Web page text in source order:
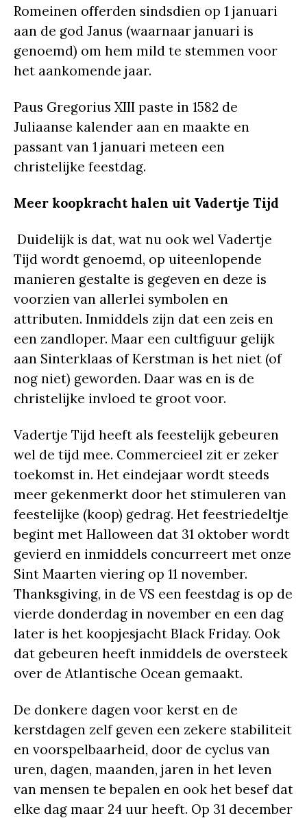
Romeinen offerden sindsdien op 1 januari
aan de god Janus (waarnaar januari is
genoemd) om hem mild te stemmen voor
het aankomende jaar.
Paus Gregorius XIII paste in 1582 de
Juliaanse kalender aan en maakte en
passant van 1 januari meteen een
christelijke feestdag.
Meer koopkracht halen uit Vadertje Tijd
Duidelijk is dat, wat nu ook wel Vadertje
Tijd wordt genoemd, op uiteenlopende
manieren gestalte is gegeven en deze is
voorzien van allerlei symbolen en
attributen. Inmiddels zijn dat een zeis en
een zandloper. Maar een cultfiguur gelijk
aan Sinterklaas of Kerstman is het niet (of
nog niet) geworden. Daar was en is de
christelijke invloed te groot voor.
Vadertje Tijd heeft als feestelijk gebeuren
wel de tijd mee. Commercieel zit er zeker
toekomst in. Het eindejaar wordt steeds
meer gekenmerkt door het stimuleren van
feestelijke (koop) gedrag. Het feestriedeltje
begint met Halloween dat 31 oktober wordt
gevierd en inmiddels concurreert met onze
Sint Maarten viering op 11 november.
Thanksgiving, in de VS een feestdag is op de
vierde donderdag in november en een dag
later is het koopjesjacht Black Friday. Ook
dat gebeuren heeft inmiddels de oversteek
over de Atlantische Ocean gemaakt.
De donkere dagen voor kerst en de
kerstdagen zelf geven een zekere stabiliteit
en voorspelbaarheid, door de cyclus van
uren, dagen, maanden, jaren in het leven
van mensen te bepalen en ook het besef dat
elke dag maar 24 uur heeft. Op 31 december